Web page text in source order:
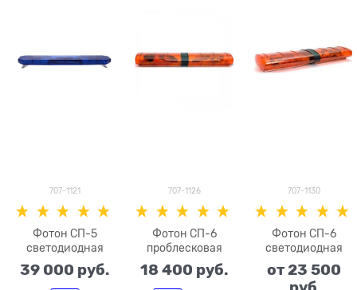
707-1121
Фотон СП-5
светодиодная
39 000 руб.
707-1126
Фотон СП-6
проблесковая
18 400 руб.
707-1130
Фотон СП-6
светодиодная
от23 500